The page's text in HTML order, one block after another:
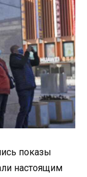
показы
настоящим